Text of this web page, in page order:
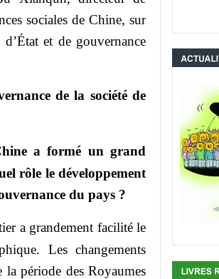
sociales de Chine, sur
et de gouvernance
de la société de
a formé un grand
rôle le développement
du pays ?
a grandement facilité le
Les changements
période des Royaumes